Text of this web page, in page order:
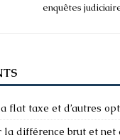
enquêtes
flat taxe et d’autres
la différence brut et net